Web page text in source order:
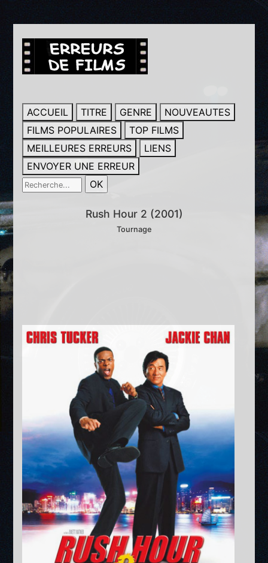
ACCUEIL TITRE GENRE
NOUVEAUTES
FILMS POPULAIRES
TOP FILMS
MEILLEURES ERREURS
LIENS
ENVOYER UNE ERREUR
Rush Hour 2 (2001)
Tournage